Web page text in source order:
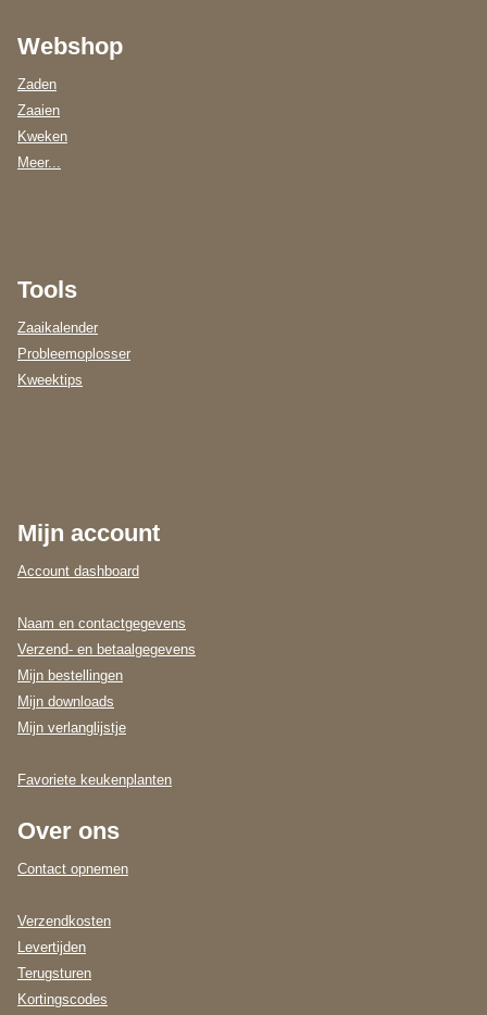
Webshop
Zaden
Zaaien
Kweken
Meer...
Tools
Zaaikalender
Probleemoplosser
Kweektips
Mijn account
Account dashboard
Naam en contactgegevens
Verzend- en betaalgegevens
Mijn bestellingen
Mijn downloads
Mijn verlanglijstje
Favoriete keukenplanten
Over ons
Contact opnemen
Verzendkosten
Levertijden
Terugsturen
Kortingscodes